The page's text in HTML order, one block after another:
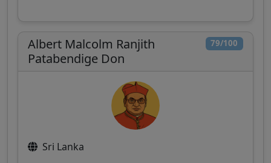
79/100
Albert Malcolm Ranjith
Patabendige Don
Sri Lanka